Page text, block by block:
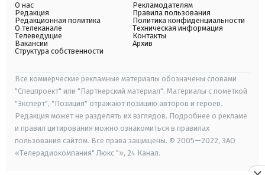
О нас
Редакция
Редакционная политика
О телеканале
Телеведущие
Вакансии
Структура собственности
Рекламодателям
Правила пользования
Политика конфиденциальности
Техническая информация
Контакты
Архив
Все коммерческие рекламные материалы обозначены словами
"Спецпроект" или "Партнерский материал". Материалы с пометкой
"Эксперт", "Позиция" отражают позицию авторов и героев.
Редакция может не разделять их взглядов. Подробнее о рекламе
и правил цитирования можно ознакомиться в правилах
пользования сайтом. Все права защищены. © 2005—2022, ЗАО
«Телерадиокомпания" Люкс "», 24 Канал.